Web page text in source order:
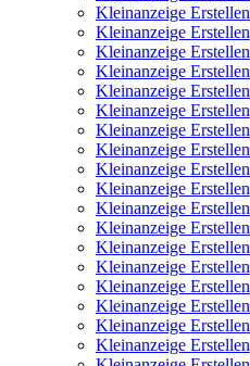
Kleinanzeige Erstellen
Kleinanzeige Erstellen
Kleinanzeige Erstellen
Kleinanzeige Erstellen
Kleinanzeige Erstellen
Kleinanzeige Erstellen
Kleinanzeige Erstellen
Kleinanzeige Erstellen
Kleinanzeige Erstellen
Kleinanzeige Erstellen
Kleinanzeige Erstellen
Kleinanzeige Erstellen
Kleinanzeige Erstellen
Kleinanzeige Erstellen
Kleinanzeige Erstellen
Kleinanzeige Erstellen
Kleinanzeige Erstellen
Kleinanzeige Erstellen